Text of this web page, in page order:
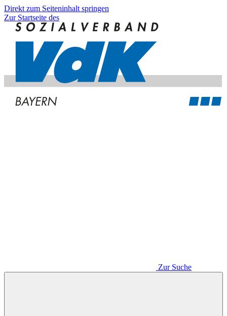
Direkt zum Seiteninhalt springen
Zur Startseite des
Zur Suche